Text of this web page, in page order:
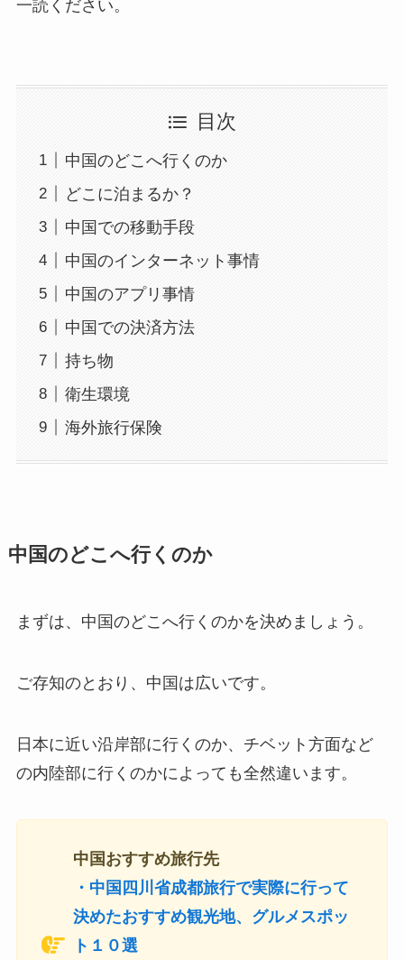
一読ください。
目次
中国のどこへ行くのか
どこに泊まるか？
中国での移動手段
中国のインターネット事情
中国のアプリ事情
中国での決済方法
持ち物
衛生環境
海外旅行保険
中国のどこへ行くのか
まずは、中国のどこへ行くのかを決めましょう。
ご存知のとおり、中国は広いです。
日本に近い沿岸部に行くのか、チベット方面など
の内陸部に行くのかによっても全然違います。
中国おすすめ旅行先
・ 中国四川省成都旅行で実際に行って
決めたおすすめ観光地、グルメスポッ
ト１０選